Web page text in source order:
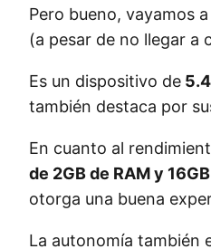
Pero bueno, vayamos
(a pesar de no llegar a
Es un dispositivo de
también destaca por
En cuanto al
de 2GB de RAM y 16GB
otorga una buena
La autonomía también